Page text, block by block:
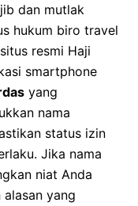
dan mutlak
hukum biro travel
resmi Haji
smartphone
yang
nama
status izin
Jika nama
niat Anda
yang